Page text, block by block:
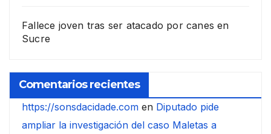
Fallece joven tras ser atacado por canes en
Sucre
Comentarios recientes
https://sonsdacidade.com en Diputado pide
ampliar la investigación del caso Maletas a